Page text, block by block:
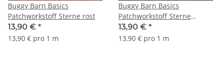
Buggy Barn Basics
Patchworkstoff Sterne rost
13,90 € *
13,90 € pro 1 m
Buggy Barn Basics
Patchworkstoff Sterne
rotbraun
13,90 € *
13,90 € pro 1 m